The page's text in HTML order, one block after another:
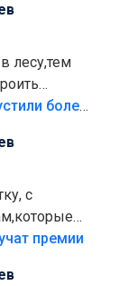
и зимой
лесу,тем
всё
В тольяттинский лес не пустили более тысячи автомобилей
с
на
премии